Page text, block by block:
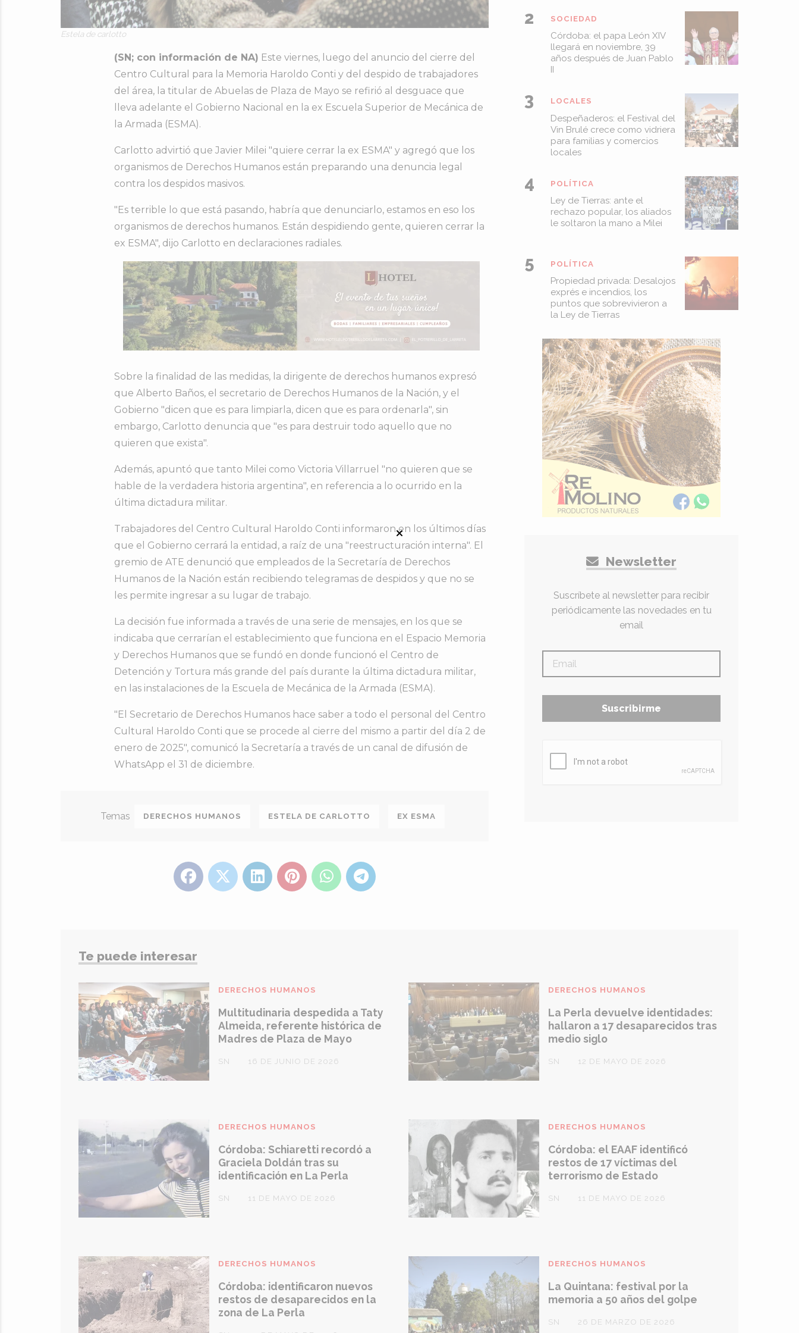
Estela de carlotto
(SN; con información de NA) Este viernes, luego del anuncio del cierre del
Centro Cultural para la Memoria Haroldo Conti y del despido de trabajadores
del área, la titular de Abuelas de Plaza de Mayo se refirió al desguace que
lleva adelante el Gobierno Nacional en la ex Escuela Superior de Mecánica de
la Armada (ESMA).
Carlotto advirtió que Javier Milei "quiere cerrar la ex ESMA" y agregó que los
organismos de Derechos Humanos están preparando una denuncia legal
contra los despidos masivos.
"Es terrible lo que está pasando, habría que denunciarlo, estamos en eso los
organismos de derechos humanos. Están despidiendo gente, quieren cerrar la
ex ESMA", dijo Carlotto en declaraciones radiales.
Sobre la finalidad de las medidas, la dirigente de derechos humanos expresó
que Alberto Baños, el secretario de Derechos Humanos de la Nación, y el
Gobierno "dicen que es para limpiarla, dicen que es para ordenarla", sin
embargo, Carlotto denuncia que "es para destruir todo aquello que no
quieren que exista".
Además, apuntó que tanto Milei como Victoria Villarruel "no quieren que se
hable de la verdadera historia argentina", en referencia a lo ocurrido en la
última dictadura militar.
Trabajadores del Centro Cultural Haroldo Conti informaron en los últimos días
que el Gobierno cerrará la entidad, a raíz de una "reestructuración interna". El
gremio de ATE denunció que empleados de la Secretaría de Derechos
Humanos de la Nación están recibiendo telegramas de despidos y que no se
les permite ingresar a su lugar de trabajo.
La decisión fue informada a través de una serie de mensajes, en los que se
indicaba que cerrarían el establecimiento que funciona en el Espacio Memoria
y Derechos Humanos que se fundó en donde funcionó el Centro de
Detención y Tortura más grande del país durante la última dictadura militar,
en las instalaciones de la Escuela de Mecánica de la Armada (ESMA).
"El Secretario de Derechos Humanos hace saber a todo el personal del Centro
Cultural Haroldo Conti que se procede al cierre del mismo a partir del día 2 de
enero de 2025", comunicó la Secretaría a través de un canal de difusión de
WhatsApp el 31 de diciembre.
DERECHOS HUMANOS ESTELA DE CARLOTTO EX ESMA
Te puede interesar
Multitudinaria despedida a Taty
Almeida, referente histórica de
Madres de Plaza de Mayo
SN
DERECHOS HUMANOS
16 DE JUNIO DE 2026
La Perla devuelve identidades:
hallaron a 17 desaparecidos tras
medio siglo
SN
DERECHOS HUMANOS
12 DE MAYO DE 2026
Córdoba: Schiaretti recordó a
Graciela Doldán tras su
identificación en La Perla
SN
DERECHOS HUMANOS
11 DE MAYO DE 2026
Córdoba: el EAAF identificó
restos de 17 víctimas del
terrorismo de Estado
SN
DERECHOS HUMANOS
11 DE MAYO DE 2026
Córdoba: identificaron nuevos
restos de desaparecidos en la
zona de La Perla
DERECHOS HUMANOS
La Quintana: festival por la
memoria a 50 años del golpe
SN
DERECHOS HUMANOS
26 DE MARZO DE 2026
Córdoba: el papa León XIV
llegará en noviembre, 39
años después de Juan Pablo
II
SOCIEDAD
Despeñaderos: el Festival del
Vin Brulé crece como vidriera
para familias y comercios
locales
LOCALES
Ley de Tierras: ante el
rechazo popular, los aliados
le soltaron la mano a Milei
POLÍTICA
Propiedad privada: Desalojos
exprés e incendios, los
puntos que sobrevivieron a
la Ley de Tierras
POLÍTICA
Newsletter
Suscríbete al newsletter para recibir
periódicamente las novedades en tu
email
Suscribirme